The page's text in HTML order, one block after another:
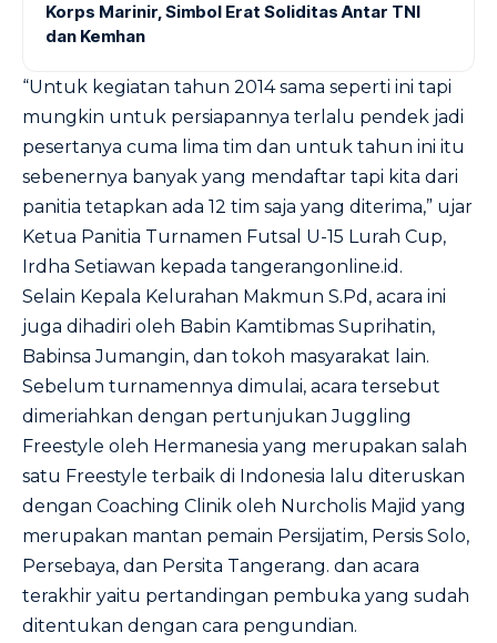
Korps Marinir, Simbol Erat Soliditas Antar TNI
dan Kemhan
“Untuk kegiatan tahun 2014 sama seperti ini tapi
mungkin untuk persiapannya terlalu pendek jadi
pesertanya cuma lima tim dan untuk tahun ini itu
sebenernya banyak yang mendaftar tapi kita dari
panitia tetapkan ada 12 tim saja yang diterima,” ujar
Ketua Panitia Turnamen Futsal U-15 Lurah Cup,
Irdha Setiawan kepada tangerangonline.id.
Selain Kepala Kelurahan Makmun S.Pd, acara ini
juga dihadiri oleh Babin Kamtibmas Suprihatin,
Babinsa Jumangin, dan tokoh masyarakat lain.
Sebelum turnamennya dimulai, acara tersebut
dimeriahkan dengan pertunjukan Juggling
Freestyle oleh Hermanesia yang merupakan salah
satu Freestyle terbaik di Indonesia lalu diteruskan
dengan Coaching Clinik oleh Nurcholis Majid yang
merupakan mantan pemain Persijatim, Persis Solo,
Persebaya, dan Persita Tangerang. dan acara
terakhir yaitu pertandingan pembuka yang sudah
ditentukan dengan cara pengundian.